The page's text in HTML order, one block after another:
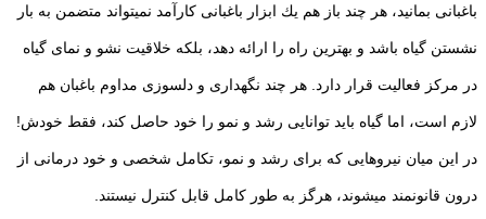
باغبانی بمانید، هر چند باز هم یك ابزار باغبانی كارآمد نمی‏تواند متضمن به بار
نشستن گیاه باشد و بهترین راه را ارائه دهد، بلكه خلاقیت نشو و نمای گیاه
در مركز فعالیت قرار دارد. هر چند نگهداری و دلسوزی مداوم باغبان هم
لازم است، اما گیاه باید توانایی رشد و نمو را خود حاصل كند، فقط خودش!
در این میان نیروهایی كه برای رشد و نمو، تكامل شخصی و خود درمانی از
درون قانونمند می‏شوند، هرگز به طور كامل قابل كنترل نیستند.